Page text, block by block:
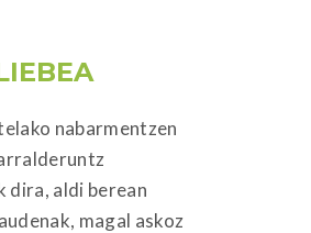
nabarmentzen
dira, aldi berean
magal askoz